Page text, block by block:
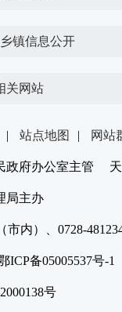
镇信息公开
关网站
| 站点地图 | 网站
府办公室主管 天
局主办
市内）、0728-
ICP备05005537号
号